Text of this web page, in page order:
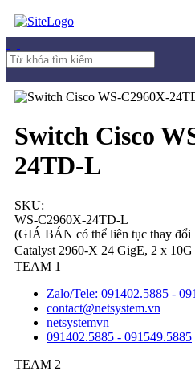
Switch Cisco
24TD-L
SKU:
WS-C2960X-24TD-L
(GIÁ BÁN có thể liên tục thay đổi
Catalyst 2960-X 24 GigE, 2 x
TEAM 1
Zalo/Tele: 091402.5885 -
contact@netsystem.vn
netsystemvn
091402.5885 - 091549.5885
TEAM 2